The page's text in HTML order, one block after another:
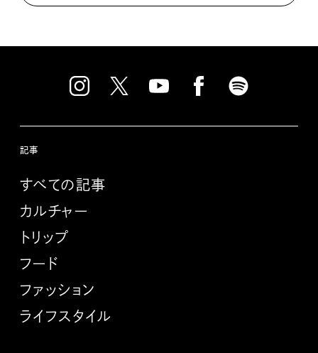
記事
すべての記事
カルチャー
トリップ
フード
ファッション
ライフスタイル